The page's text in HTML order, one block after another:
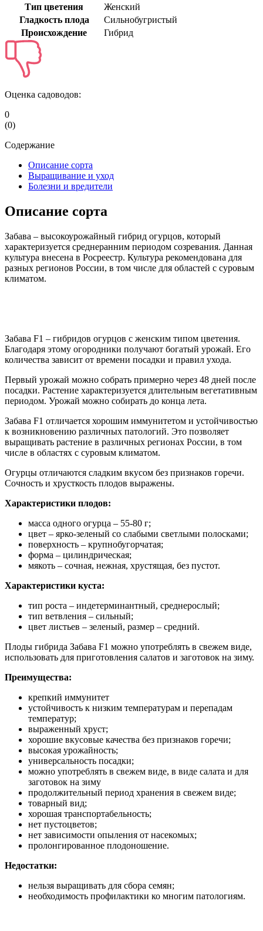
Тип цветения
Женский
Гладкость плода
Сильнобугристый
Происхождение
Гибрид
Оценка садоводов:
0
(0)
Содержание
Описание сорта
Выращивание и уход
Болезни и вредители
Описание сорта
Забава – высокоурожайный гибрид огурцов, который
характеризуется среднеранним периодом созревания. Данная
культура внесена в Росреестр. Культура рекомендована для
разных регионов России, в том числе для областей с суровым
климатом.
Забава F1 – гибридов огурцов с женским типом цветения.
Благодаря этому огородники получают богатый урожай. Его
количества зависит от времени посадки и правил ухода.
Первый урожай можно собрать примерно через 48 дней после
посадки. Растение характеризуется длительным вегетативным
периодом. Урожай можно собирать до конца лета.
Забава F1 отличается хорошим иммунитетом и устойчивостью
к возникновению различных патологий. Это позволяет
выращивать растение в различных регионах России, в том
числе в областях с суровым климатом.
Огурцы отличаются сладким вкусом без признаков горечи.
Сочность и хрусткость плодов выражены.
Характеристики плодов:
масса одного огурца – 55-80 г;
цвет – ярко-зеленый со слабыми светлыми полосками;
поверхность – крупнобугорчатая;
форма – цилиндрическая;
мякоть – сочная, нежная, хрустящая, без пустот.
Характеристики куста:
тип роста – индетерминантный, среднерослый;
тип ветвления – сильный;
цвет листьев – зеленый, размер – средний.
Плоды гибрида Забава F1 можно употреблять в свежем виде,
использовать для приготовления салатов и заготовок на зиму.
Преимущества:
крепкий иммунитет
устойчивость к низким температурам и перепадам
температур;
выраженный хруст;
хорошие вкусовые качества без признаков горечи;
высокая урожайность;
универсальность посадки;
можно употреблять в свежем виде, в виде салата и для
заготовок на зиму
продолжительный период хранения в свежем виде;
товарный вид;
хорошая транспортабельность;
нет пустоцветов;
нет зависимости опыления от насекомых;
пролонгированное плодоношение.
Недостатки:
нельзя выращивать для сбора семян;
необходимость профилактики ко многим патологиям.